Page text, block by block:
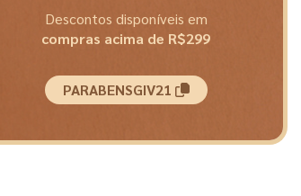
Descontos disponíveis em
compras acima de R$299
PARABENSGIV21